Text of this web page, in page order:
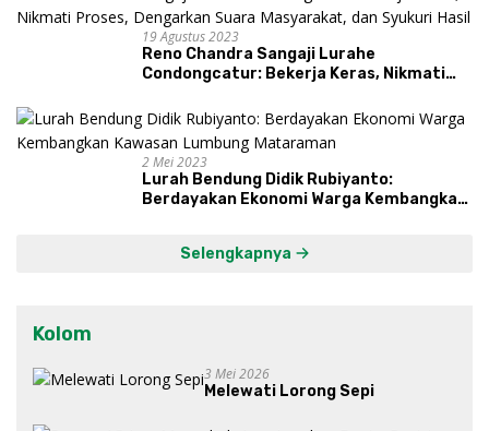
19 Agustus 2023
Reno Chandra Sangaji Lurahe
Condongcatur: Bekerja Keras, Nikmati
dan Syukuri Hasil
2 Mei 2023
Lurah Bendung Didik Rubiyanto:
Berdayakan Ekonomi Warga Kembangkan
Selengkapnya
Kolom
3 Mei 2026
Melewati Lorong Sepi